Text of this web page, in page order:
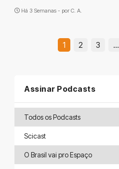
Há 3 Semanas - por C. A.
1 2 3 …
Assinar Podcasts
Todos os Podcasts
Scicast
O Brasil vai pro Espaço